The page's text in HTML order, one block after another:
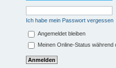
Ich habe mein Passwort vergessen
Angemeldet bleiben
Meinen Online-Status